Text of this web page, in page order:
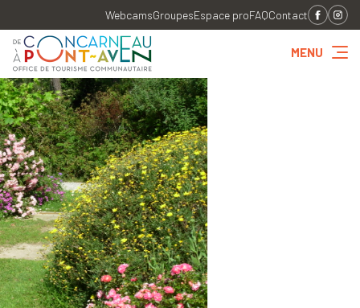
WebcamsGroupesEspace proFAQContact
MENU